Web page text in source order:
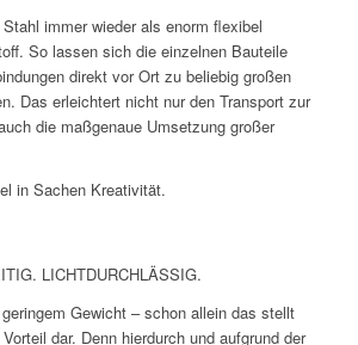
immer wieder als enorm flexibel
So lassen sich die einzelnen Bauteile
direkt vor Ort zu beliebig großen
Das erleichtert nicht nur den Transport zur
die maßgenaue Umsetzung großer
in Sachen Kreativität.
LICHTDURCHLÄSSIG.
Gewicht – schon allein das stellt
dar. Denn hierdurch und aufgrund der